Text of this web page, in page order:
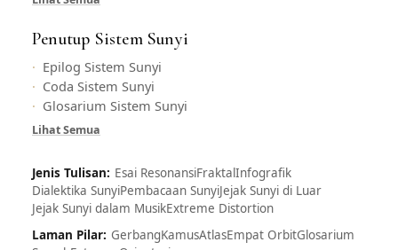
Penutup Sistem Sunyi
Epilog Sistem Sunyi
Coda Sistem Sunyi
Glosarium Sistem Sunyi
Lihat Semua
Jenis Tulisan: Esai ResonansiFraktalInfografik
Dialektika SunyiPembacaan SunyiJejak Sunyi di Luar
Jejak Sunyi dalam MusikExtreme Distortion
Laman Pilar: GerbangKamusAtlasEmpat OrbitGlosarium